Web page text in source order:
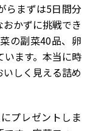
らまずは5日間分
かずに挑戦でき
の副菜40品、卵
ます。本当に時
しく見える詰め
プレゼントしま